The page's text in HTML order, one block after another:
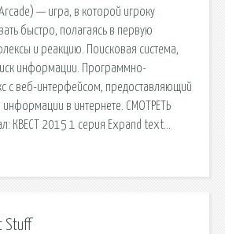
— игра, в которой игроку
быстро, полагаясь в первую
и реакцию. Поисковая сиcтема,
информации. Программно-
с веб-интерфейсом, предоставляющий
информации в интернете. СМОТРЕТЬ
КВЕСТ 2015 1 серия Expand text…
Stuff